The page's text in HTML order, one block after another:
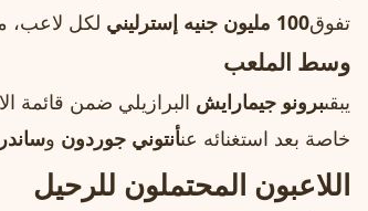
تفوق100 مليون جنيه إسترليني لكل لاعب،
وسط الملعب
يبقىبرونو جيمارايش البرازيلي ضمن قائمة
خاصة بعد استغنائه عنأنتوني جوردون و
اللاعبون المحتملون للرحيل